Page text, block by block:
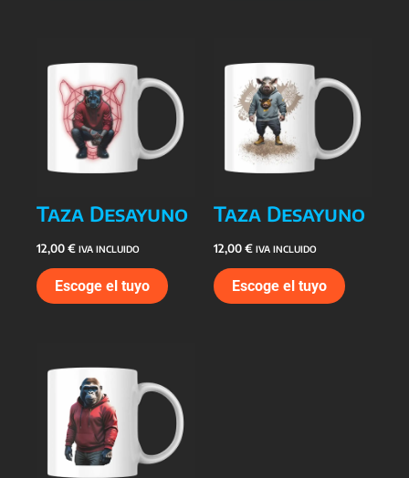
Taza Desayuno
12,00€ IVA INCLUIDO
Escoge el tuyo
Taza Desayuno
12,00€ IVA INCLUIDO
Escoge el tuyo